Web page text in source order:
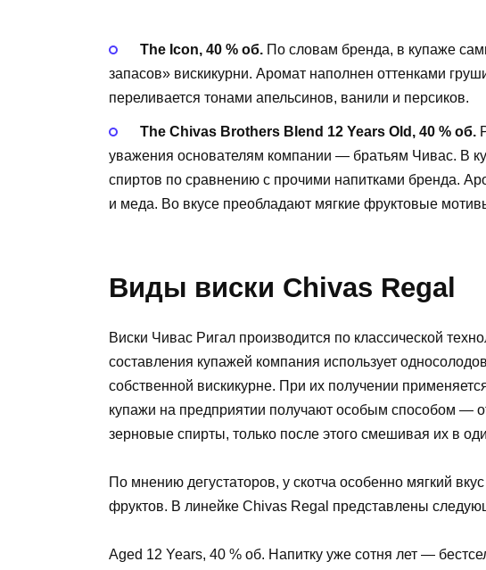
The Icon, 40 % об.По словам бренда, в купаже
запасов» вискикурни. Аромат наполнен оттенками
переливается тонами апельсинов, ванили и персиков.
The Chivas Brothers Blend 12 Years Old, 40 % об.
уважения основателям компании — братьям Чивас. В
спиртов по сравнению с прочими напитками бренда.
и меда. Во вкусе преобладают мягкие фруктовые
Виды виски Chivas Regal
Виски Чивас Ригал производится по классической
составления купажей компания использует
собственной вискикурне. При их получении
купажи на предприятии получают особым способом —
зерновые спирты, только после этого смешивая их в
По мнению дегустаторов, у скотча особенно мягкий
фруктов. В линейке Chivas Regal представлены
Aged 12 Years, 40 % об. Напитку уже сотня лет —